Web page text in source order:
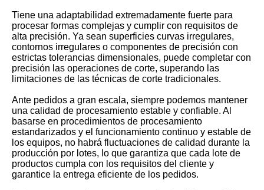
Tiene una adaptabilidad extremadamente fuerte para
procesar formas complejas y cumplir con requisitos de
alta precisión. Ya sean superficies curvas irregulares,
contornos irregulares o componentes de precisión con
estrictas tolerancias dimensionales, puede completar con
precisión las operaciones de corte, superando las
limitaciones de las técnicas de corte tradicionales.
Ante pedidos a gran escala, siempre podemos mantener
una calidad de procesamiento estable y confiable. Al
basarse en procedimientos de procesamiento
estandarizados y el funcionamiento continuo y estable de
los equipos, no habrá fluctuaciones de calidad durante la
producción por lotes, lo que garantiza que cada lote de
productos cumpla con los requisitos del cliente y
garantice la entrega eficiente de los pedidos.